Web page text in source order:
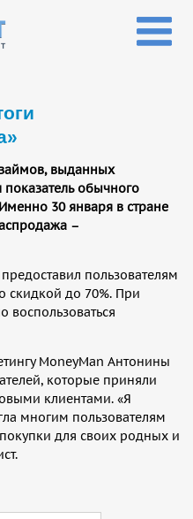
выданных
показатель обычного
30 января в стране
–
пользователям
скидкой до 70%. При
MoneyMan Антонины
которые приняли
клиентами. «Я
многим пользователям
для своих родных и